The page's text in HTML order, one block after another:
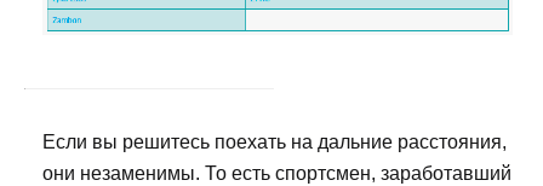
Если вы решитесь поехать на дальние расстояния,
они незаменимы. То есть спортсмен, заработавший